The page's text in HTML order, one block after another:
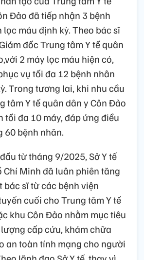
Đảo đã tiếp nhận 3 bệnh
lọc máu định kỳ. Theo bác sĩ
đốc Trung tâm Y tế quân
2 máy lọc máu hiện có,
vụ tối đa 12 bệnh nhân
Trong tương lai, khi nhu cầu
tâm Y tế quân dân y Côn Đảo
tối đa 10 máy, đáp ứng điều
60 bệnh nhân.
từ tháng 9/2025, Sở Y tế
Chí Minh đã luân phiên tăng
bác sĩ từ các bệnh viện
cuối cho Trung tâm Y tế
khu Côn Đảo nhằm mục tiêu
cấp cứu, khám chữa
an toàn tính mạng cho người